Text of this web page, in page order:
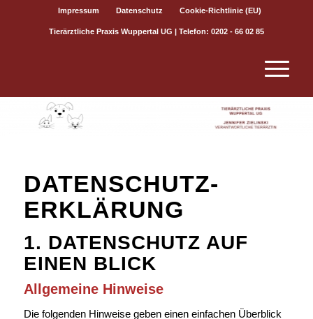
Impressum Datenschutz Cookie-Richtlinie (EU)
Tierärztliche Praxis Wuppertal UG | Telefon: 0202 - 66 02 85
DATENSCHUTZ­
ERKLÄRUNG
1. DATENSCHUTZ AUF
EINEN BLICK
Allgemeine Hinweise
Die folgenden Hinweise geben einen einfachen Überblick